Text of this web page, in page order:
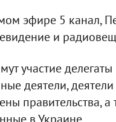
эфире 5 канал,
и
участие
деятели, деятели
правительства, а
в Украине.